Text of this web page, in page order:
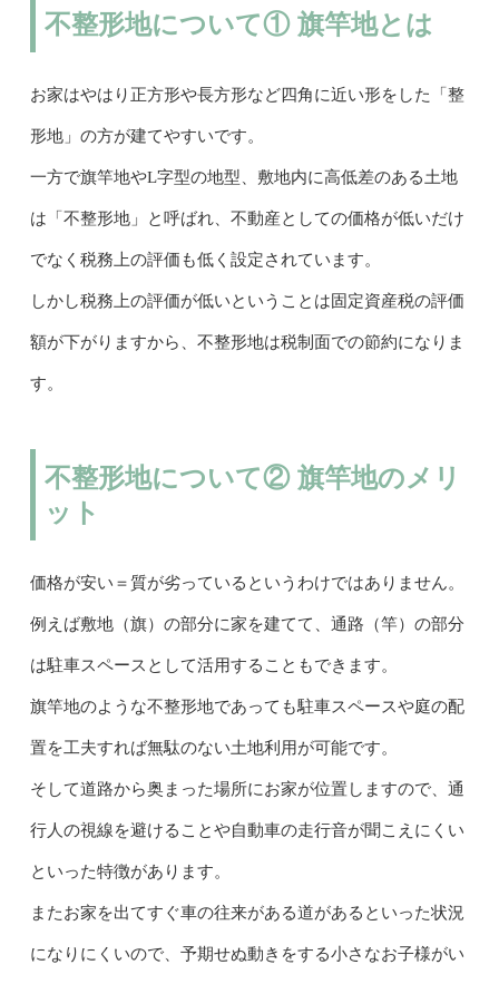
不整形地について① 旗竿地とは
お家はやはり正方形や長方形など四角に近い形をした「整
形地」の方が建てやすいです。
一方で旗竿地やL字型の地型、敷地内に高低差のある土地
は「不整形地」と呼ばれ、不動産としての価格が低いだけ
でなく税務上の評価も低く設定されています。
しかし税務上の評価が低いということは固定資産税の評価
額が下がりますから、不整形地は税制面での節約になりま
す。
不整形地について② 旗竿地のメリ
ット
価格が安い＝質が劣っているというわけではありません。
例えば敷地（旗）の部分に家を建てて、通路（竿）の部分
は駐車スペースとして活用することもできます。
旗竿地のような不整形地であっても駐車スペースや庭の配
置を工夫すれば無駄のない土地利用が可能です。
そして道路から奥まった場所にお家が位置しますので、通
行人の視線を避けることや自動車の走行音が聞こえにくい
といった特徴があります。
またお家を出てすぐ車の往来がある道があるといった状況
になりにくいので、予期せぬ動きをする小さなお子様がい